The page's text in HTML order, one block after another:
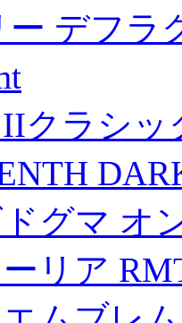
ー デフラ
クラシ
グマ オ
リア